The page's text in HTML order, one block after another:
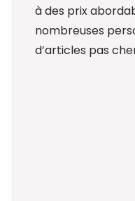
à des prix
nombreuses
d’articles pas